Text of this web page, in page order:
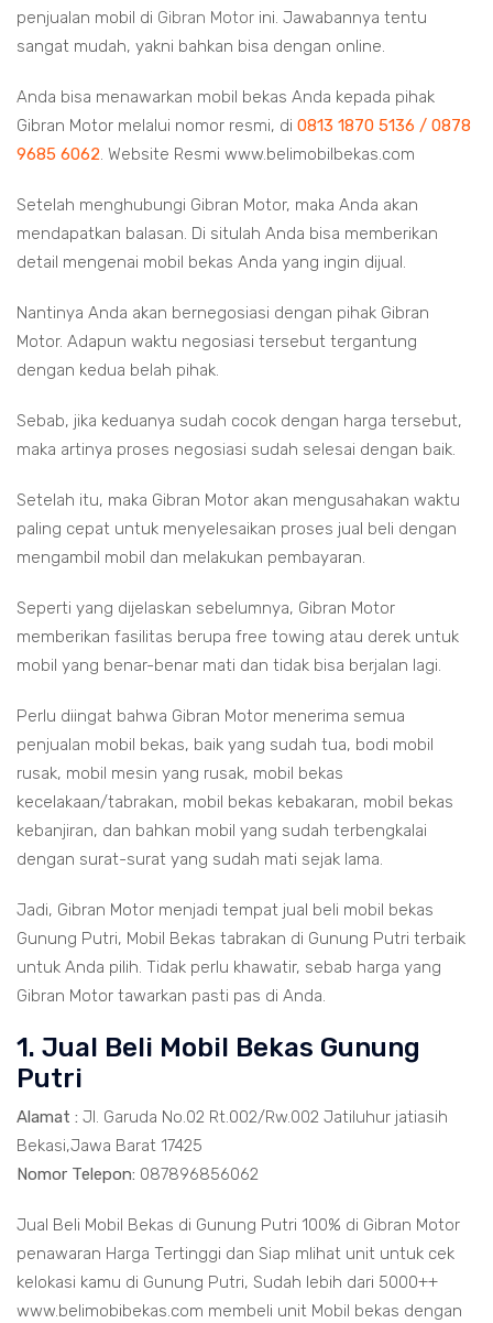
penjualan mobil di Gibran Motor ini. Jawabannya tentu
sangat mudah, yakni bahkan bisa dengan online.
Anda bisa menawarkan mobil bekas Anda kepada pihak
Gibran Motor melalui nomor resmi, di 0813 1870 5136 / 0878
9685 6062. Website Resmi www.belimobilbekas.com
Setelah menghubungi Gibran Motor, maka Anda akan
mendapatkan balasan. Di situlah Anda bisa memberikan
detail mengenai mobil bekas Anda yang ingin dijual.
Nantinya Anda akan bernegosiasi dengan pihak Gibran
Motor. Adapun waktu negosiasi tersebut tergantung
dengan kedua belah pihak.
Sebab, jika keduanya sudah cocok dengan harga tersebut,
maka artinya proses negosiasi sudah selesai dengan baik.
Setelah itu, maka Gibran Motor akan mengusahakan waktu
paling cepat untuk menyelesaikan proses jual beli dengan
mengambil mobil dan melakukan pembayaran.
Seperti yang dijelaskan sebelumnya, Gibran Motor
memberikan fasilitas berupa free towing atau derek untuk
mobil yang benar-benar mati dan tidak bisa berjalan lagi.
Perlu diingat bahwa Gibran Motor menerima semua
penjualan mobil bekas, baik yang sudah tua, bodi mobil
rusak, mobil mesin yang rusak, mobil bekas
kecelakaan/tabrakan, mobil bekas kebakaran, mobil bekas
kebanjiran, dan bahkan mobil yang sudah terbengkalai
dengan surat-surat yang sudah mati sejak lama.
Jadi, Gibran Motor menjadi tempat jual beli mobil bekas
Gunung Putri, Mobil Bekas tabrakan di Gunung Putri terbaik
untuk Anda pilih. Tidak perlu khawatir, sebab harga yang
Gibran Motor tawarkan pasti pas di Anda.
1. Jual Beli Mobil Bekas Gunung
Putri
Alamat : Jl. Garuda No.02 Rt.002/Rw.002 Jatiluhur jatiasih
Bekasi,Jawa Barat 17425
Nomor Telepon: 087896856062
Jual Beli Mobil Bekas di Gunung Putri 100% di Gibran Motor
penawaran Harga Tertinggi dan Siap mlihat unit untuk cek
kelokasi kamu di Gunung Putri, Sudah lebih dari 5000++
www.belimobibekas.com membeli unit Mobil bekas dengan